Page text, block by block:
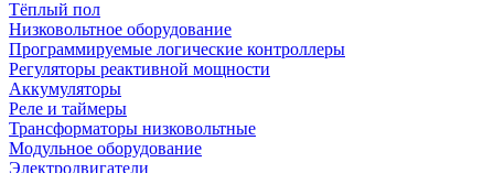
Тёплый пол
Низковольтное оборудование
Программируемые логические контроллеры
Регуляторы реактивной мощности
Аккумуляторы
Реле и таймеры
Трансформаторы низковольтные
Модульное оборудование
Электродвигатели